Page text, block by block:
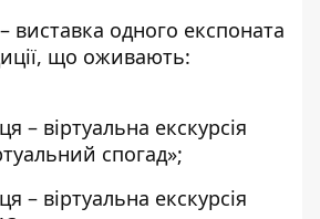
виставка одного експоната
що оживають:
– віртуальна екскурсія
спогад»;
– віртуальна екскурсія